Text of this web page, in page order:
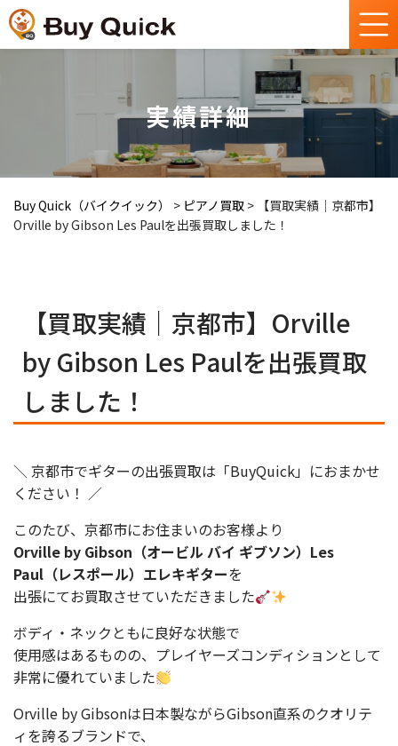
実績詳細
Buy Quick（バイクイック） > ピアノ買取 > 【買取実績｜京都市】
Orville by Gibson Les Paulを出張買取しました！
【買取実績｜京都市】Orville
by Gibson Les Paulを出張買取
しました！
＼ 京都市でギターの出張買取は「BuyQuick」におまかせ
ください！ ／
このたび、京都市にお住まいのお客様より
Orville by Gibson（オービル バイ ギブソン）Les
Paul（レスポール）エレキギターを
出張にてお買取させていただきました
ボディ・ネックともに良好な状態で
使用感はあるものの、プレイヤーズコンディションとして
非常に優れていました
Orville by Gibsonは日本製ながらGibson直系のクオリテ
ィを誇るブランドで、